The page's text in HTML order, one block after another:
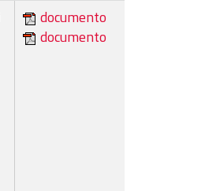
documento
documento